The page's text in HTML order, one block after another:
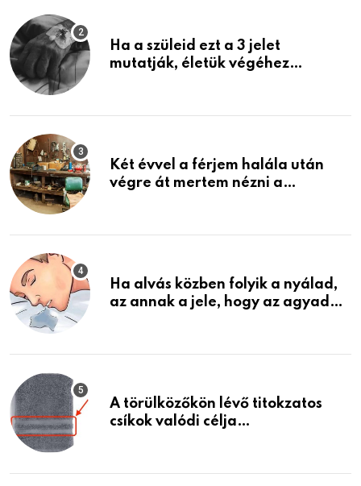
Ha a szüleid ezt a 3 jelet
mutatják, életük végéhez
Két évvel a férjem halála után
végre át mertem nézni a
életemet
Ha alvás közben folyik a nyálad,
az annak a jele, hogy az agyad…
A törülközőkön lévő titokzatos
csíkok valódi célja…